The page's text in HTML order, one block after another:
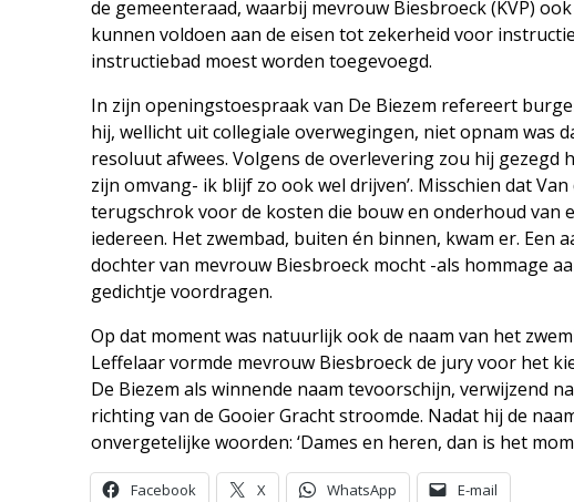
de gemeenteraad, waarbij mevrouw Biesbroeck (KVP)
kunnen voldoen aan de eisen tot zekerheid voor
instructiebad moest worden toegevoegd.
In zijn openingstoespraak van De Biezem refereert
hij, wellicht uit collegiale overwegingen, niet opnam was
resoluut afwees. Volgens de overlevering zou hij gezegd
zijn omvang- ik blijf zo ook wel drijven’. Misschien dat
terugschrok voor de kosten die bouw en onderhoud van
iedereen. Het zwembad, buiten én binnen, kwam er. Een
dochter van mevrouw Biesbroeck mocht -als hommage
gedichtje voordragen.
Op dat moment was natuurlijk ook de naam van het
Leffelaar vormde mevrouw Biesbroeck de jury voor het
De Biezem als winnende naam tevoorschijn, verwijzend
richting van de Gooier Gracht stroomde. Nadat hij de
onvergetelijke woorden: ‘Dames en heren, dan is het
Facebook X WhatsApp E-mail